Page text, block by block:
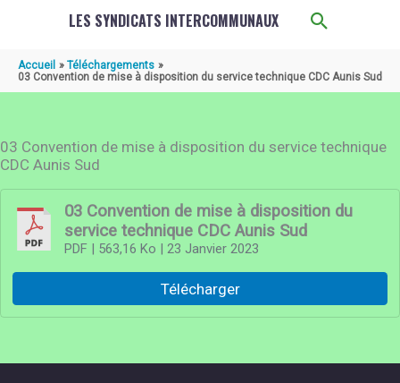
LES SYNDICATS INTERCOMMUNAUX
Accueil
Téléchargements
03 Convention de mise à disposition du service technique CDC Aunis Sud
03 Convention de mise à disposition du service technique
CDC Aunis Sud
03 Convention de mise à disposition du
service technique CDC Aunis Sud
PDF| 563,16 Ko | 23 Janvier 2023
Télécharger